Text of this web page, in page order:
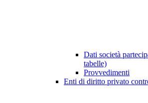
Dati società
tabelle)
Provvedimenti
Enti di diritto privato